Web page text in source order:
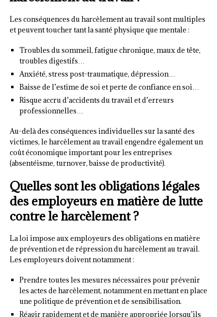
Les conséquences du harcèlement au travail sont multiples
et peuvent toucher tant la santé physique que mentale :
Troubles du sommeil, fatigue chronique, maux de tête,
troubles digestifs…
Anxiété, stress post-traumatique, dépression…
Baisse de l’estime de soi et perte de confiance en soi…
Risque accru d’accidents du travail et d’erreurs
professionnelles…
Au-delà des conséquences individuelles sur la santé des
victimes, le harcèlement au travail engendre également un
coût économique important pour les entreprises
(absentéisme, turnover, baisse de productivité).
Quelles sont les obligations légales
des employeurs en matière de lutte
contre le harcèlement ?
La loi impose aux employeurs des obligations en matière
de prévention et de répression du harcèlement au travail.
Les employeurs doivent notamment :
Prendre toutes les mesures nécessaires pour prévenir
les actes de harcèlement, notamment en mettant en place
une politique de prévention et de sensibilisation.
Réagir rapidement et de manière appropriée lorsqu’ils